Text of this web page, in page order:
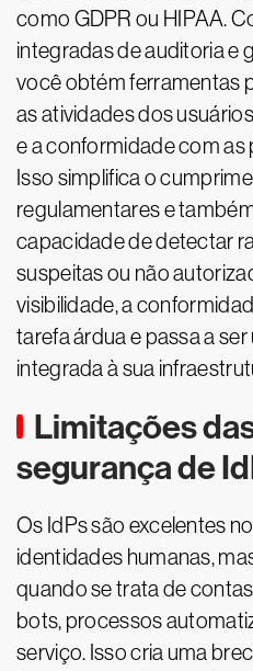
como GDPR ou HIPAA.
integradas de auditoria e
você obtém ferramentas
as atividades dos
e a conformidade com as
Isso simplifica o
regulamentares e
capacidade de detectar
suspeitas ou não
visibilidade, a
tarefa árdua e passa a
integrada à sua
Limitações
segurança de
Os IdPs são excelentes
identidades humanas,
quando se trata de
bots, processos
serviço. Isso cria uma